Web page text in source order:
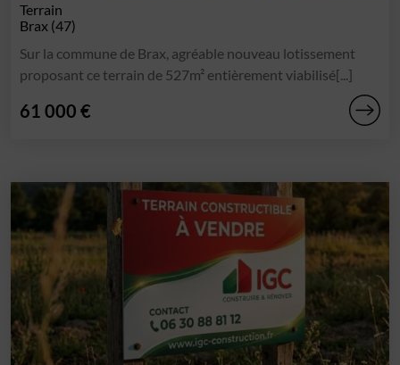
Terrain
Brax (47)
Sur la commune de Brax, agréable nouveau lotissement
proposant ce terrain de 527m² entièrement viabilisé[...]
61 000 €